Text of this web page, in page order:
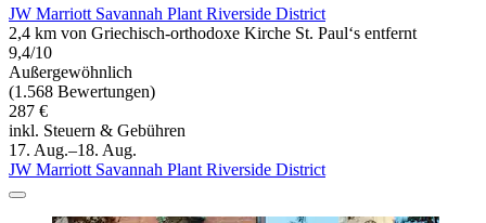
JW Marriott Savannah Plant Riverside District
2,4 km von Griechisch-orthodoxe Kirche St. Paul‘s entfernt
9,4/10
Außergewöhnlich
(1.568 Bewertungen)
287 €
inkl. Steuern & Gebühren
17. Aug.–18. Aug.
JW Marriott Savannah Plant Riverside District